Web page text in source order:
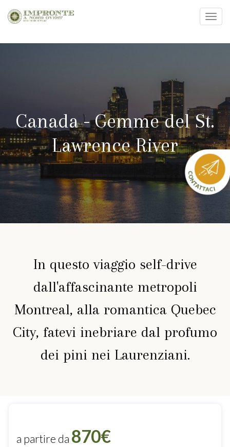
Canada - Gemme del St.
Lawrence River
In questo viaggio self-drive
dall'affascinante metropoli
Montreal, alla romantica Quebec
City, fatevi inebriare dal profumo
dei pini nei Laurenziani.
a partire da 870€